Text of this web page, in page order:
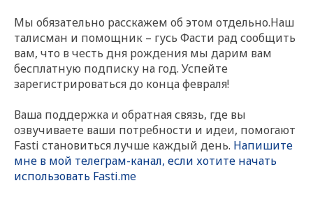
Мы обязательно расскажем об этом отдельно.Наш
талисман и помощник – гусь Фасти рад сообщить
вам, что в честь дня рождения мы дарим вам
бесплатную подписку на год. Успейте
зарегистрироваться до конца февраля!
Ваша поддержка и обратная связь, где вы
озвучиваете ваши потребности и идеи, помогают
Fasti становиться лучше каждый день. Напишите
мне в мой телеграм-канал, если хотите начать
использовать Fasti.me